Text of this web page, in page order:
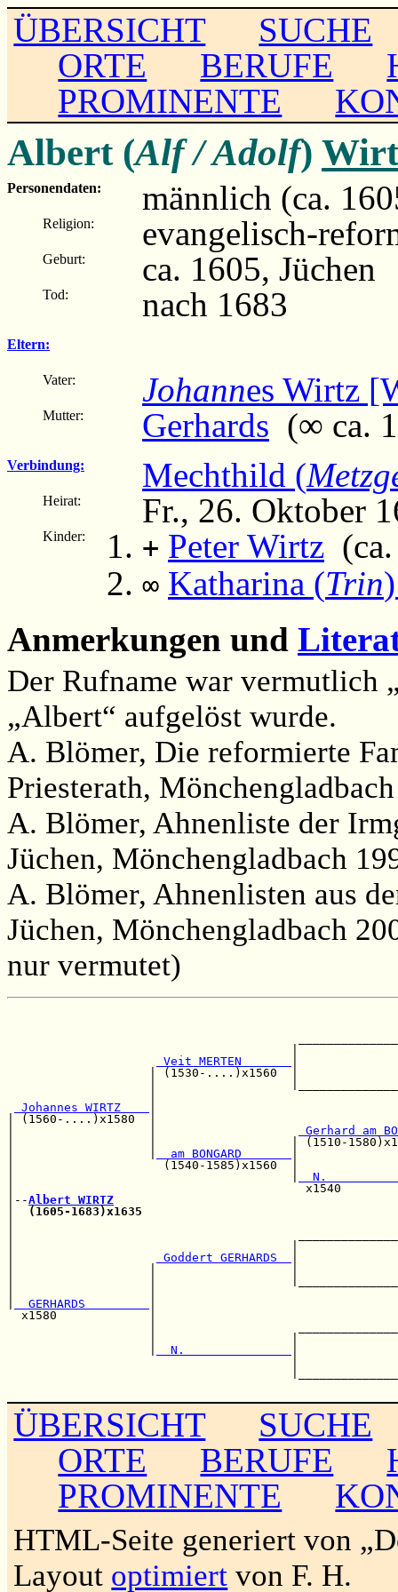
ÜBERSICHT
SUCHE
ORTE
BERUFE
PROMINENTE
Albert (Alf / Adolf)
Personendaten: männlich (ca.
Religion: evangelisch-
Geburt: ca. 1605, Jüchen
Tod: nach 1683
Eltern:
Vater: Johannes Wirtz
Mutter: Gerhards (∞ ca.
Verbindung: Mechthild (
Heirat: Fr., 26. Oktober
Kinder: + Peter Wirtz
∞ Katharina (Trin
Anmerkungen und
Der Rufname war vermutlich
„Albert“ aufgelöst wurde.
A. Blömer, Die reformierte
Priesterath,
A. Blömer, Ahnenliste der
Jüchen, Mönchengladbach
A. Blömer, Ahnenlisten aus
Jüchen, Mönchengladbach
nur vermutet)
Veit MERTEN
| (1530-....)x1560  |
Johannes WIRTZ
| (1560-....)x1580  |
Gerhard am
|                   |                   | (1510-
  am BONGARD
|                     (1540-1585)x1560  |
|
|--Albert WIRTZ
(1605-1683)x1635
Goddert GERHARDS
  GERHARDS
x1580             |
  N.
ÜBERSICHT
SUCHE
ORTE
BERUFE
PROMINENTE
HTML-Seite generiert von
Layout optimiert von F. H.